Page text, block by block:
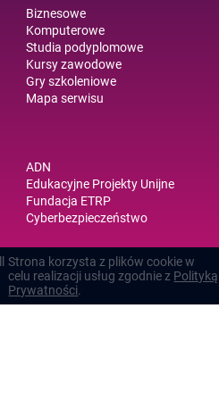
Biznesowe
Komputerowe
Studia podyplomowe
Kursy zawodowe
Gry szkoleniowe
Mapa serwisu
ADN
Edukacyjne Projekty Unijne
Fundacja ETRP
Cyberbezpieczeństwo
Strona korzysta z plików cookie w
celu realizacji usług zgodnie z Polityką
Prywatności.